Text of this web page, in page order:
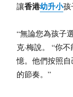
讓香港幼升小孩
“無論您為孩子
克·梅說。 “你
憶。他們按照
的節奏。”